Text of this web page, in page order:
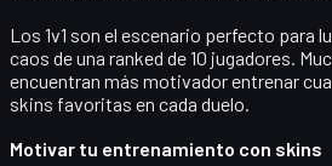
Los 1v1 son el escenario perfecto para
caos de una ranked de 10 jugadores.
encuentran más motivador entrenar
skins favoritas en cada duelo.
Motivar tu entrenamiento con skins